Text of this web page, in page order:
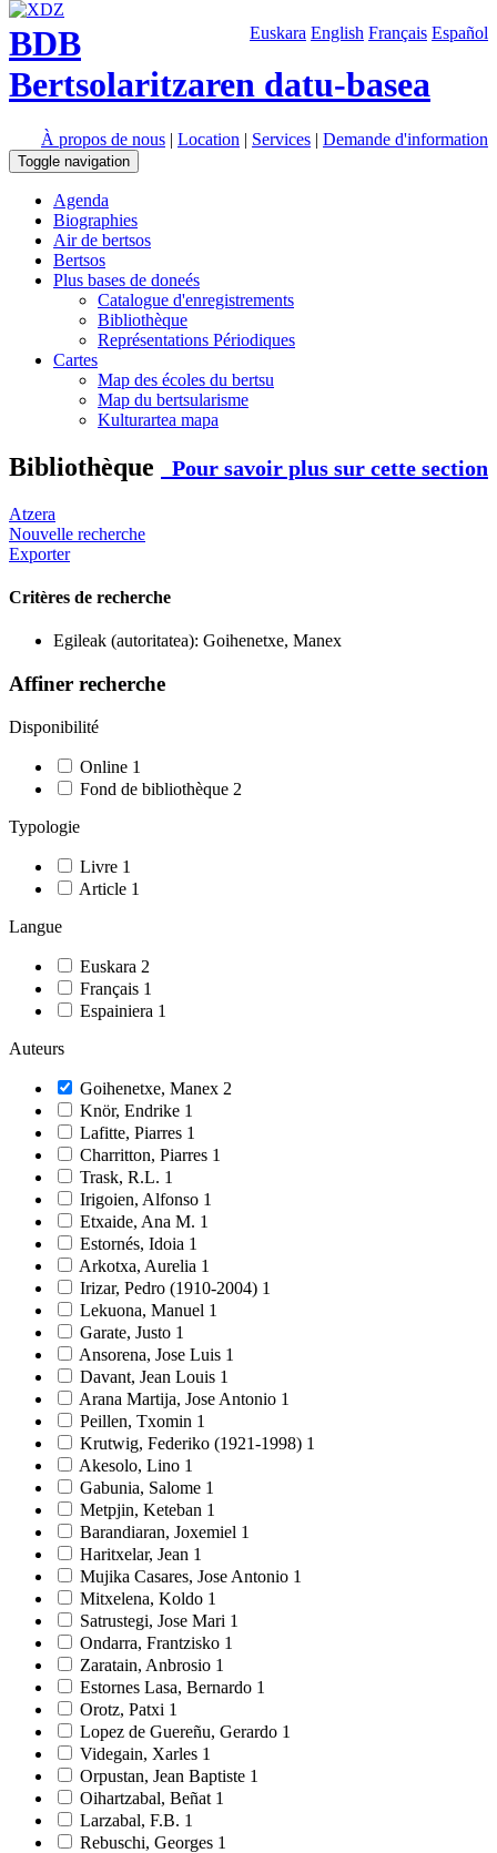
Euskara English Français Español
BDB
Bertsolaritzaren datu-basea
À propos de nous | Location | Services | Demande d'information
Toggle navigation
Agenda
Biographies
Air de bertsos
Bertsos
Plus bases de doneés
Catalogue d'enregistrements
Bibliothèque
Représentations Périodiques
Cartes
Map des écoles du bertsu
Map du bertsularisme
Kulturartea mapa
Bibliothèque Pour savoir plus sur cette section
Atzera
Nouvelle recherche
Exporter
Critères de recherche
Egileak (autoritatea): Goihenetxe, Manex
Affiner recherche
Disponibilité
Online 1
Fond de bibliothèque 2
Typologie
Livre 1
Article 1
Langue
Euskara 2
Français 1
Espainiera 1
Auteurs
Goihenetxe, Manex 2
Knör, Endrike 1
Lafitte, Piarres 1
Charritton, Piarres 1
Trask, R.L. 1
Irigoien, Alfonso 1
Etxaide, Ana M. 1
Estornés, Idoia 1
Arkotxa, Aurelia 1
Irizar, Pedro (1910-2004) 1
Lekuona, Manuel 1
Garate, Justo 1
Ansorena, Jose Luis 1
Davant, Jean Louis 1
Arana Martija, Jose Antonio 1
Peillen, Txomin 1
Krutwig, Federiko (1921-1998) 1
Akesolo, Lino 1
Gabunia, Salome 1
Metpjin, Keteban 1
Barandiaran, Joxemiel 1
Haritxelar, Jean 1
Mujika Casares, Jose Antonio 1
Mitxelena, Koldo 1
Satrustegi, Jose Mari 1
Ondarra, Frantzisko 1
Zaratain, Anbrosio 1
Estornes Lasa, Bernardo 1
Orotz, Patxi 1
Lopez de Guereñu, Gerardo 1
Videgain, Xarles 1
Orpustan, Jean Baptiste 1
Oihartzabal, Beñat 1
Larzabal, F.B. 1
Rebuschi, Georges 1